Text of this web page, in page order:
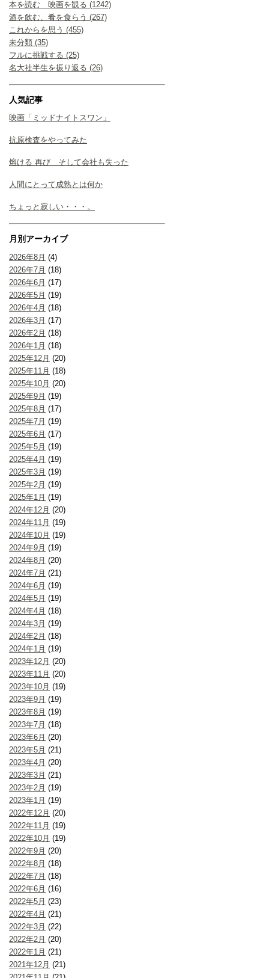
本を読む 映画を観る (1242)
酒を飲む、肴を食らう (267)
これからを思う (455)
未分類 (35)
フルに挑戦する (25)
名大社半生を振り返る (26)
人気記事
映画「ミッドナイトスワン」
抗原検査をやってみた
熔ける 再び そして会社も失った
人間にとって成熟とは何か
ちょっと寂しい・・・。
月別アーカイブ
2026年8月 (4)
2026年7月 (18)
2026年6月 (17)
2026年5月 (19)
2026年4月 (18)
2026年3月 (17)
2026年2月 (18)
2026年1月 (18)
2025年12月 (20)
2025年11月 (18)
2025年10月 (20)
2025年9月 (19)
2025年8月 (17)
2025年7月 (19)
2025年6月 (17)
2025年5月 (19)
2025年4月 (19)
2025年3月 (19)
2025年2月 (19)
2025年1月 (19)
2024年12月 (20)
2024年11月 (19)
2024年10月 (19)
2024年9月 (19)
2024年8月 (20)
2024年7月 (21)
2024年6月 (19)
2024年5月 (19)
2024年4月 (18)
2024年3月 (19)
2024年2月 (18)
2024年1月 (19)
2023年12月 (20)
2023年11月 (20)
2023年10月 (19)
2023年9月 (19)
2023年8月 (19)
2023年7月 (18)
2023年6月 (20)
2023年5月 (21)
2023年4月 (20)
2023年3月 (21)
2023年2月 (19)
2023年1月 (19)
2022年12月 (20)
2022年11月 (19)
2022年10月 (19)
2022年9月 (20)
2022年8月 (18)
2022年7月 (18)
2022年6月 (16)
2022年5月 (23)
2022年4月 (21)
2022年3月 (22)
2022年2月 (20)
2022年1月 (21)
2021年12月 (21)